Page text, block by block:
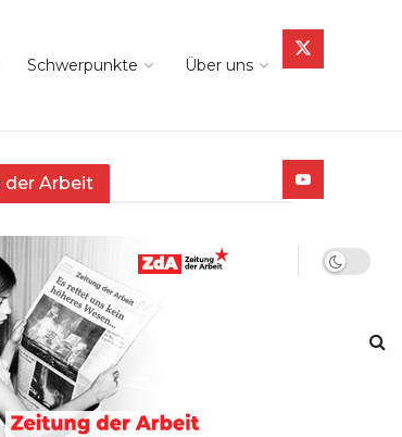
Schwerpunkte Über uns
der Arbeit